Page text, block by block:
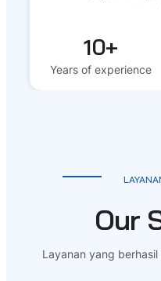
10+
Years of experience
Our
Layanan yang